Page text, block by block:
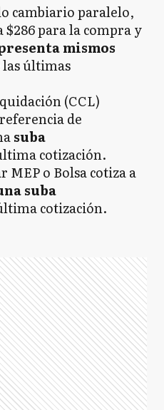
cambiario paralelo,
para la compra y
mismos
las últimas
(CCL)
de
suba
cotización.
o Bolsa cotiza a
suba
cotización.